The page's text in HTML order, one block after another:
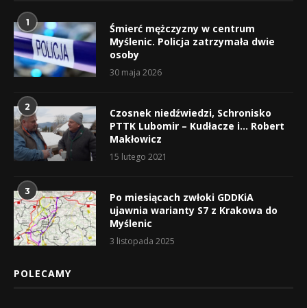
1
Śmierć mężczyzny w centrum
Myślenic. Policja zatrzymała dwie
osoby
30 maja 2026
2
Czosnek niedźwiedzi, Schronisko
PTTK Lubomir – Kudłacze i… Robert
Makłowicz
15 lutego 2021
3
Po miesiącach zwłoki GDDKiA
ujawnia warianty S7 z Krakowa do
Myślenic
3 listopada 2025
POLECAMY